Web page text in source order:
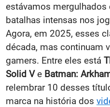
estávamos mergulhados
batalhas intensas nos
Agora, em 2025, esses
década, mas continuam
gamers. Entre eles está
Solid Ve Batman:
relembrar 10 desses
marca na história dos